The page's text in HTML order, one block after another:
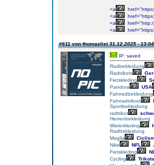
<a
<a
<a
<a
#611 von thomaslist31.12.2025 - 13:04
IP: saved
Radbekleidung
Radtrikots
Fietskleding
Pandora
USA
Fahrradbekleidung
Fahrradtrikots
Sportbekleidung
radtrikot
Herrenbekleidung
Wielerkleding
Radbekleidung
Maglia
Nike
NFL
Fietskleding
Cycling
Trikots